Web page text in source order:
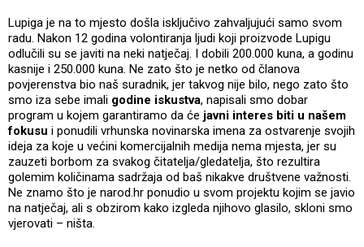
Lupiga je na to mjesto došla isključivo zahvaljujući samo svom
radu. Nakon 12 godina volontiranja ljudi koji proizvode Lupigu
odlučili su se javiti na neki natječaj. I dobili 200.000 kuna, a godinu
kasnije i 250.000 kuna. Ne zato što je netko od članova
povjerenstva bio naš suradnik, jer takvog nije bilo, nego zato što
smo iza sebe imali godine iskustva, napisali smo dobar
program u kojem garantiramo da će javni interes biti u našem
fokusu i ponudili vrhunska novinarska imena za ostvarenje svojih
ideja za koje u većini komercijalnih medija nema mjesta, jer su
zauzeti borbom za svakog čitatelja/gledatelja, što rezultira
golemim količinama sadržaja od baš nikakve društvene važnosti.
Ne znamo što je narod.hr ponudio u svom projektu kojim se javio
na natječaj, ali s obzirom kako izgleda njihovo glasilo, skloni smo
vjerovati – ništa.